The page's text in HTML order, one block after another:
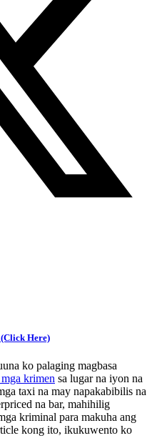
Here)
ko palaging magbasa
krimen sa lugar na iyon na
taxi na may napakabibilis na
na bar, mahihilig
kriminal para makuha ang
kong ito, ikukuwento ko